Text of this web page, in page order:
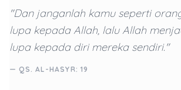
"Dan janganlah kamu seperti
lupa kepada Allah, lalu Allah
lupa kepada diri mereka sendiri."
— QS. AL-HASYR: 19